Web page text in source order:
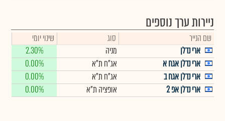
ניירות ערך נוספים
שם הנייר סוג
שינוי יומי
ארי נדלן
מניה
2.30%
ארי נדלן אגח א
אג"ח ת"א
0.00%
ארי נדלן אגח ב
אג"ח ת"א
0.00%
ארי נדלן אפ 2
אופציה ת"א 0.00%